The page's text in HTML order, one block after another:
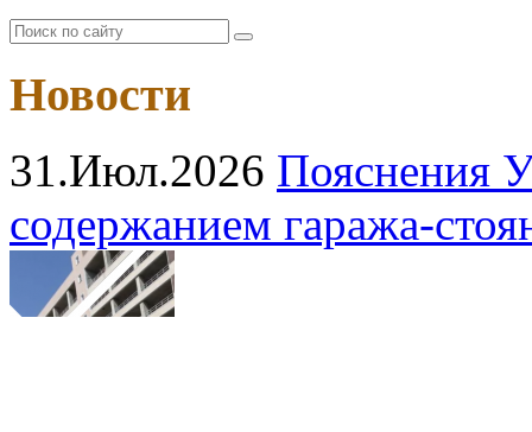
Новости
31.Июл.2026 Пояснения
содержанием